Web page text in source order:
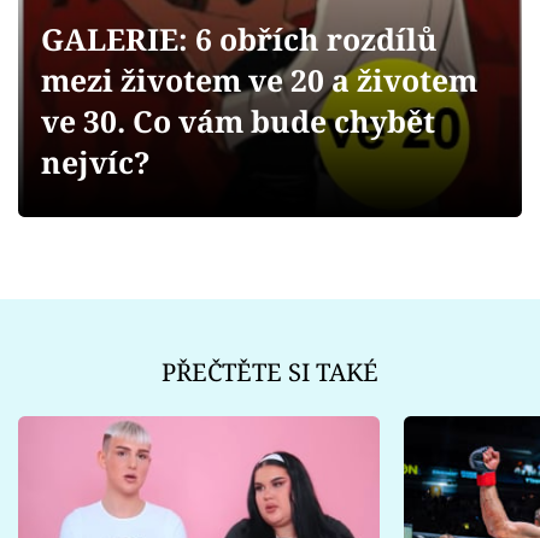
Sledujte prima+
GALERIE: 6 obřích rozdílů
mezi životem ve 20 a životem
ve 30. Co vám bude chybět
nejvíc?
PŘEČTĚTE SI TAKÉ